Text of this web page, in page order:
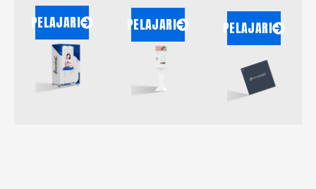
PELAJARI PELAJARI PELAJARI